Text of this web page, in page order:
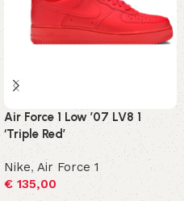
Air Force 1 Low ’07 LV8 1
‘Triple Red’
Nike, Air Force 1
€135,00